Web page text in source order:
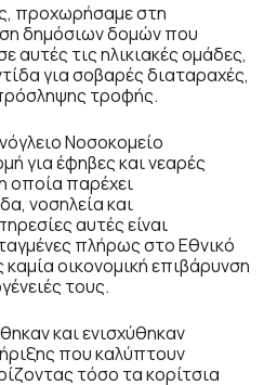
προχωρήσαμε στη
δημόσιων δομών που
αυτές τις ηλικιακές ομάδες,
για σοβαρές διαταραχές,
τροφής.
Νοσοκομείο
για έφηβες και νεαρές
οποία παρέχει
νοσηλεία και
αυτές είναι
πλήρως στο Εθνικό
οικονομική επιβάρυνση
τους.
και ενισχύθηκαν
που καλύπτουν
τόσο τα κορίτσια